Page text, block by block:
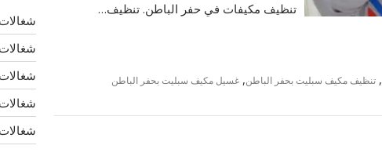
تنظيف مكيفات في حفر الباطن. تنظيف…
, تنظيف مكيف سبليت بحفر الباطن, غسيل مكيف سبليت بحفر الباطن
شغالات
شغالات
شغالات
شغالات
شغالات حي